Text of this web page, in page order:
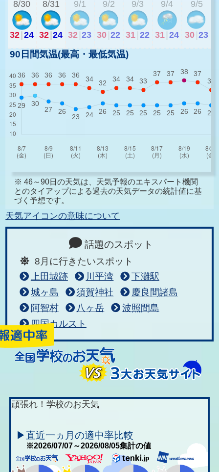
8/30
32|24
8/31
32|24
9/1
32 23
9/2
30 22
9/3
31 22
9/4
31 24
9/5
30 23
90日間気温(最高・最低気温)
※ 46～90日の天気は、天気予報のエキスパート機関
とのタイアップによる過去の天気データの統計値に基
づく予想です。
天気アイコンの意味について
話題のスポット
8月に行きたいスポット
上田城跡
川平湾
下灘駅
城ヶ島
須賀神社
慶良間諸島
阿智村
八ヶ岳
波照間島
四国カルスト
頑張れ！学校のお天気
▶直近一ヵ月の適中率比較
※2026/07/07～2026/08/05集計の値